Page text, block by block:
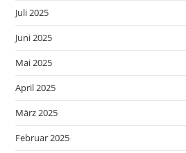
Juli 2025
Juni 2025
Mai 2025
April 2025
März 2025
Februar 2025